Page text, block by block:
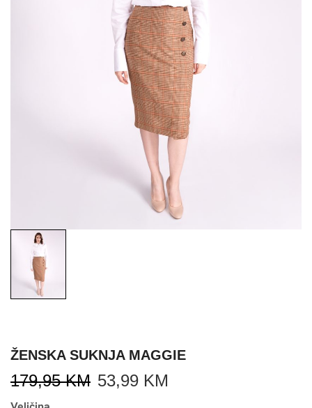
ŽENSKA SUKNJA MAGGIE
179,95KM 53,99 KM